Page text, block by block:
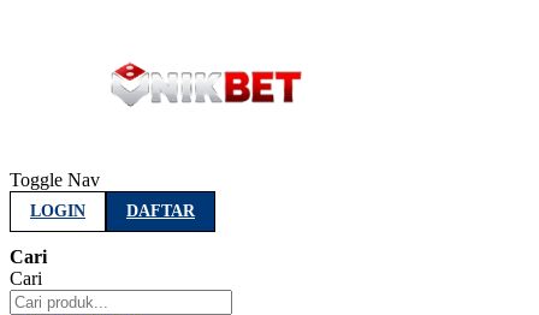
Toggle Nav
LOGIN DAFTAR
Cari
Cari